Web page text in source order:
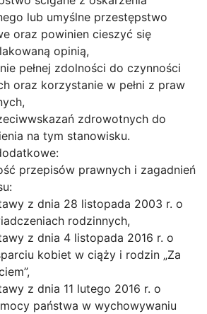
lub umyślne przestępstwo
oraz powinien cieszyć się
opinią,
pełnej zdolności do czynności
oraz korzystanie w pełni z praw
zdrowotnych do
na tym stanowisku.
przepisów prawnych i zagadnień
z dnia 28 listopada 2003 r. o
rodzinnych,
z dnia 4 listopada 2016 r. o
kobiet w ciąży i rodzin „Za
z dnia 11 lutego 2016 r. o
państwa w wychowywaniu